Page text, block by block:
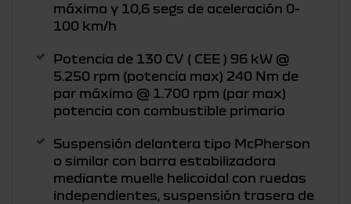
máxima y 10,6 segs de aceleración 0-
100 km/h
Potencia de 130 CV ( CEE ) 96 kW @
5.250 rpm (potencia max) 240 Nm de
par máximo @ 1.700 rpm (par max)
potencia con combustible primario
Suspensión delantera tipo McPherson
o similar con barra estabilizadora
mediante muelle helicoidal con ruedas
independientes, suspensión trasera de